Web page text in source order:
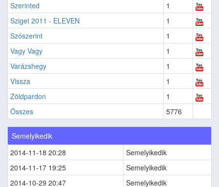
Szerinted
1
Sziget 2011 - ELEVEN
1
Szószerint
1
Vagy Vagy
1
Varázshegy
1
Vissza
1
Zöldpardon
1
Összes
5776
Semelyikedik
2014-11-18 20:28
Semelyikedik
2014-11-17 19:25
Semelyikedik
2014-10-29 20:47
Semelyikedik